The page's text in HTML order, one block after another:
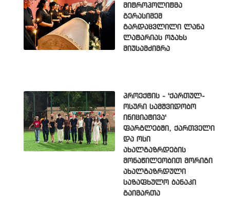
მიტროპოლიტმა
გერასიმემ
გარდაცვლილი ლანა
ლატარიას ოჯახს
მიუსამძიმრა
პროექტის - 'ქართულ-
ოსური სამშვიდობო
ინიციატივა'
ფარგლებში, ქართველი
და ოსი
ახალგაზრდების
მონაწილეობით მორიგი
ახალგაზრდული
საზაფხულო ბანაკი
გაიმართა